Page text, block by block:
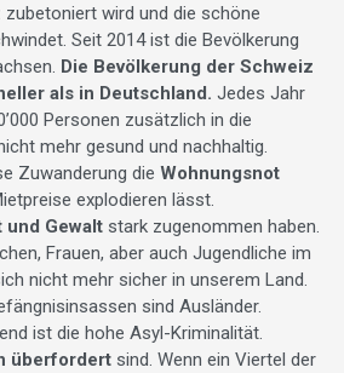
zubetoniert wird und die schöne
Seit 2014 ist die Bevölkerung
Die Bevölkerung der Schweiz
als in Deutschland. Jedes Jahr
Personen zusätzlich in die
mehr gesund und nachhaltig.
Zuwanderung die Wohnungsnot
explodieren lässt.
und Gewalt stark zugenommen haben.
Frauen, aber auch Jugendliche im
nicht mehr sicher in unserem Land.
sind Ausländer.
ist die hohe Asyl-Kriminalität.
überfordert sind. Wenn ein Viertel der